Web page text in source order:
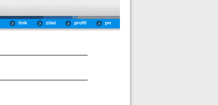
pn
profil
zitat
link